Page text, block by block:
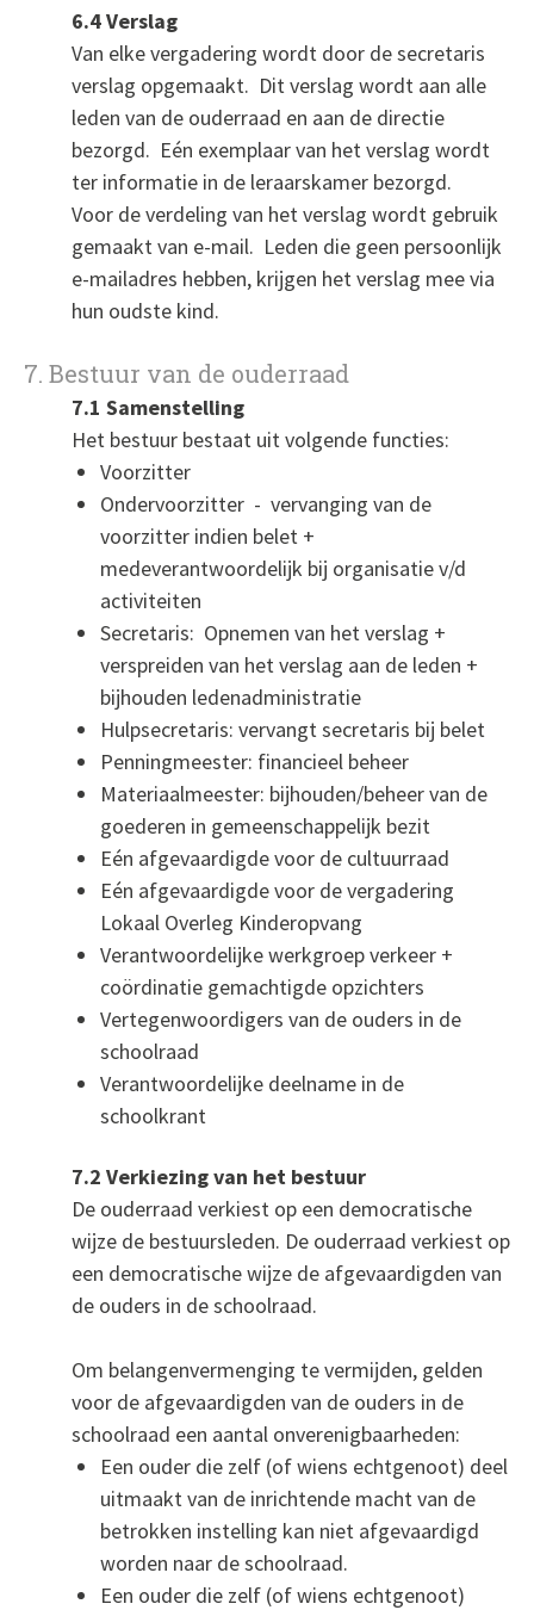
6.4 Verslag
Van elke vergadering wordt door de secretaris
verslag opgemaakt. Dit verslag wordt aan alle
leden van de ouderraad en aan de directie
bezorgd. Eén exemplaar van het verslag wordt
ter informatie in de leraarskamer bezorgd.
Voor de verdeling van het verslag wordt gebruik
gemaakt van e-mail. Leden die geen persoonlijk
e-mailadres hebben, krijgen het verslag mee via
hun oudste kind.
7. Bestuur van de ouderraad
7.1 Samenstelling
Het bestuur bestaat uit volgende functies:
Voorzitter
Ondervoorzitter - vervanging van de
voorzitter indien belet +
medeverantwoordelijk bij organisatie v/d
activiteiten
Secretaris: Opnemen van het verslag +
verspreiden van het verslag aan de leden +
bijhouden ledenadministratie
Hulpsecretaris: vervangt secretaris bij belet
Penningmeester: financieel beheer
Materiaalmeester: bijhouden/beheer van de
goederen in gemeenschappelijk bezit
Eén afgevaardigde voor de cultuurraad
Eén afgevaardigde voor de vergadering
Lokaal Overleg Kinderopvang
Verantwoordelijke werkgroep verkeer +
coördinatie gemachtigde opzichters
Vertegenwoordigers van de ouders in de
schoolraad
Verantwoordelijke deelname in de
schoolkrant
7.2 Verkiezing van het bestuur
De ouderraad verkiest op een democratische
wijze de bestuursleden. De ouderraad verkiest op
een democratische wijze de afgevaardigden van
de ouders in de schoolraad.
Om belangenvermenging te vermijden, gelden
voor de afgevaardigden van de ouders in de
schoolraad een aantal onverenigbaarheden:
Een ouder die zelf (of wiens echtgenoot) deel
uitmaakt van de inrichtende macht van de
betrokken instelling kan niet afgevaardigd
worden naar de schoolraad.
Een ouder die zelf (of wiens echtgenoot)